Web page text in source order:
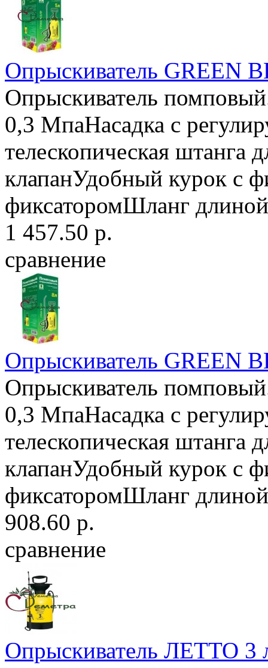
Опрыскиватель GREEN
Опрыскиватель
0,3 МпаНасадка с
телескопическая штанга
клапанУдобный курок с
фиксаторомШланг
1 457.50 р.
сравнение
Опрыскиватель GREEN
Опрыскиватель
0,3 МпаНасадка с
телескопическая штанга
клапанУдобный курок с
фиксаторомШланг
908.60 р.
сравнение
Опрыскиватель ЛЕТТО 3